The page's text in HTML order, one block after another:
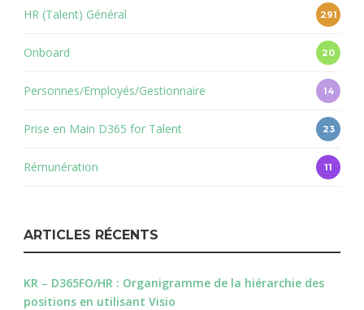
HR (Talent) Général 291
Onboard 20
Personnes/Employés/Gestionnaire 14
Prise en Main D365 for Talent 23
Rémunération 11
ARTICLES RÉCENTS
KR – D365FO/HR : Organigramme de la hiérarchie des
positions en utilisant Visio